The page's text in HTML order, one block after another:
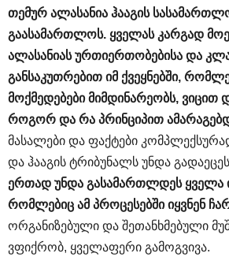
თემურ ალასანია ჰააგის
გაასამართლოს. ყველას კარგად
ალასანიას ურთიერთობებისა და
განსაკუთრებით იმ ქვეყნებში,
მოქმედებები მიმდინარეობს, ვიცით
როგორ და რა პრინციპით
მასალები და ფაქტები
და ჰააგის ტრიბუნალს უნდა
ერთად უნდა გასამართლდეს ყველა
რომლებიც ამ პროცესებში იყვნენ
ორგანიზებული და შეთანხმებული
ვფიქრობ, ყველაფერი გამოგვივა.